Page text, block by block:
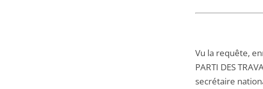
Vu la requête,
PARTI DES
secrétaire